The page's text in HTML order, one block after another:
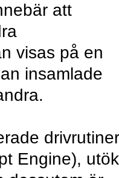
att
visas på en
insamlade
drivrutiner
Engine),